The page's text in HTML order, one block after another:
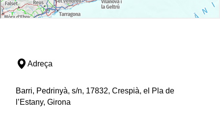
Adreça
Barri, Pedrinyà, s/n, 17832, Crespià, el Pla de
l’Estany, Girona